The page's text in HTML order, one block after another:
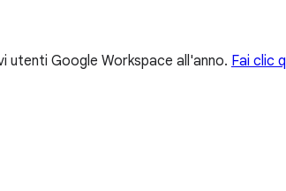
utenti Google Workspace all'anno. Fai clic